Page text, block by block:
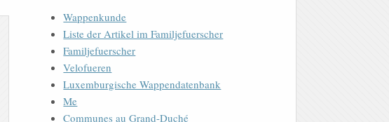
Wappenkunde
Liste der Artikel im Familjefuerscher
Familjefuerscher
Velofueren
Luxemburgische Wappendatenbank
Me
Communes au Grand-Duché